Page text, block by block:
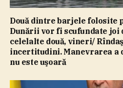
Două dintre barjele folosite
Dunării vor fi scufundate joi
celelalte două, vineri/
incertitudini. Manevrarea a
nu este uşoară